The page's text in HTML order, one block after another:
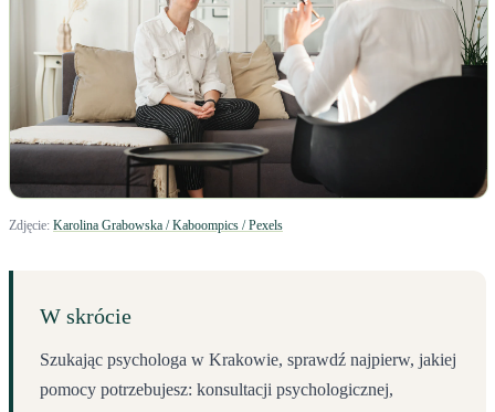
Zdjęcie: Karolina Grabowska / Kaboompics / Pexels
W skrócie
Szukając psychologa w Krakowie, sprawdź najpierw, jakiej
pomocy potrzebujesz: konsultacji psychologicznej,